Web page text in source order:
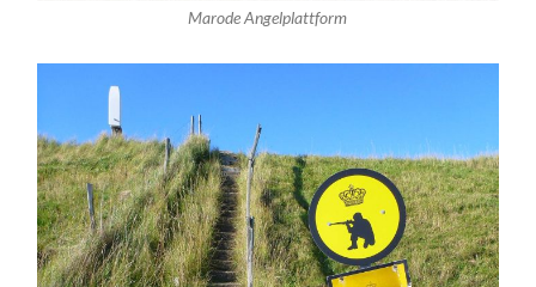
Marode Angelplattform